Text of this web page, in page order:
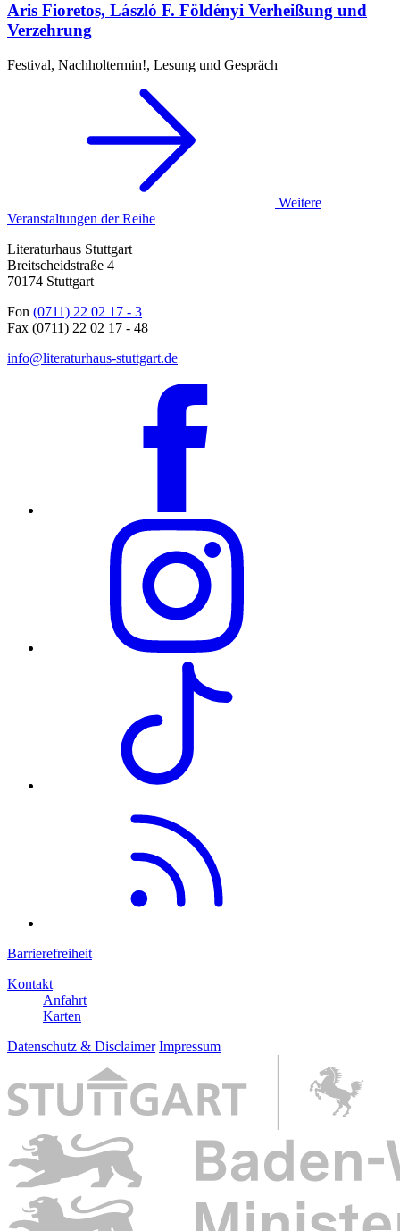
Aris Fioretos, László F. Földényi Verheißung und
Verzehrung
Festival, Nachholtermin!, Lesung und Gespräch
Weitere
Veranstaltungen der Reihe
Literaturhaus Stuttgart
Breitscheidstraße 4
70174 Stuttgart
Fon (0711) 22 02 17 - 3
Fax (0711) 22 02 17 - 48
info@literaturhaus-stuttgart.de
Barrierefreiheit
Kontakt
Anfahrt
Karten
Datenschutz & Disclaimer Impressum